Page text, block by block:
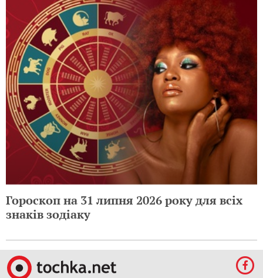
Гороскоп на 31 липня 2026 року для всіх
знаків зодіаку